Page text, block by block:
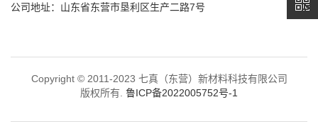
公司地址：山东省东营市垦利区生产二路7号
Copyright © 2011-2023 七真（东营）新材料科技有限公司
版权所有. 鲁ICP备2022005752号-1